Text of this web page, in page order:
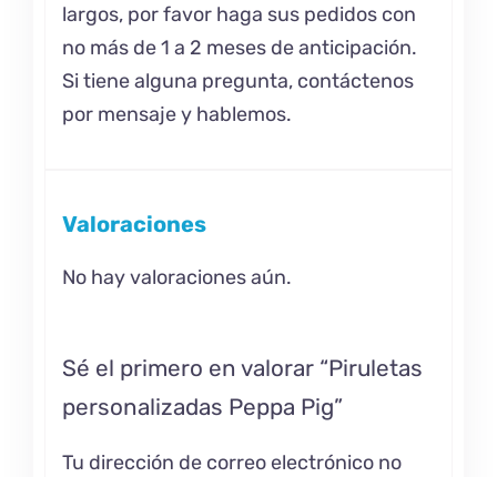
largos, por favor haga sus pedidos con
no más de 1 a 2 meses de anticipación.
Si tiene alguna pregunta, contáctenos
por mensaje y hablemos.
Valoraciones
No hay valoraciones aún.
Sé el primero en valorar “Piruletas
personalizadas Peppa Pig”
Tu dirección de correo electrónico no